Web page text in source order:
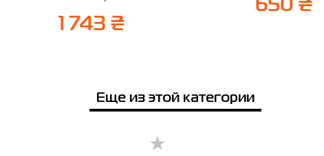
1 743 ₴
650 ₴
Еще из этой категории